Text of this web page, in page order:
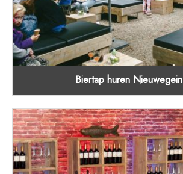
Biertap huren Nieuwegein